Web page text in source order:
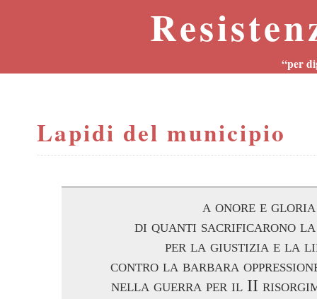
“per
Lapidi del municipio
a onore e gloria
di quanti sacrificarono
per la giustizia e la
contro la barbara
nella guerra per il II